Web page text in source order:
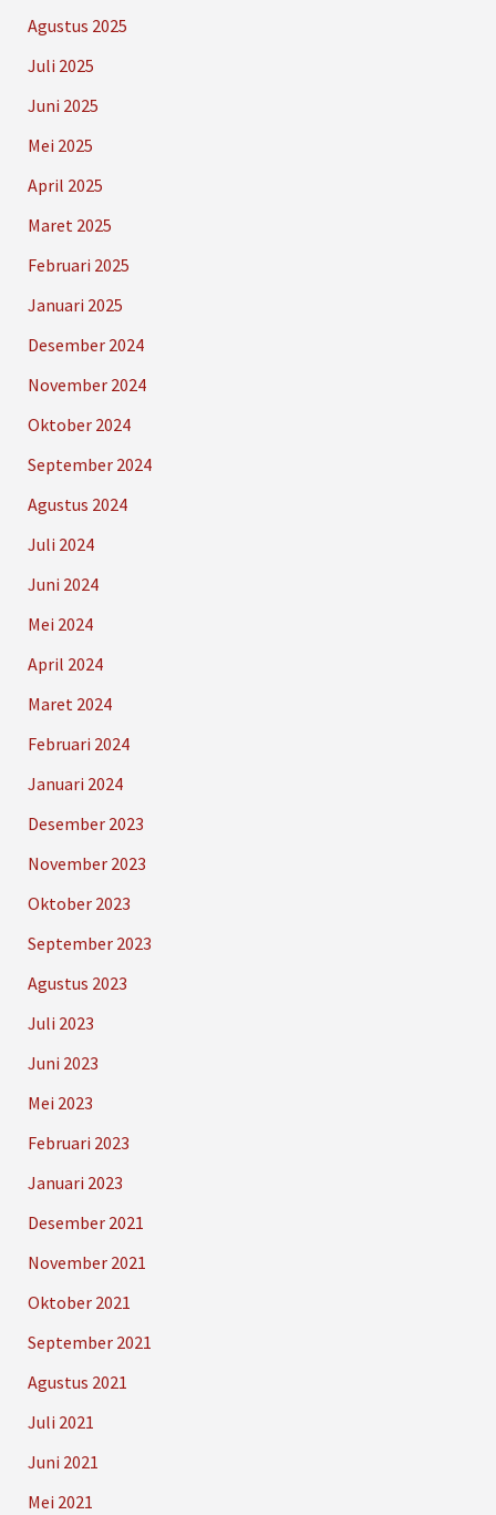
Agustus 2025
Juli 2025
Juni 2025
Mei 2025
April 2025
Maret 2025
Februari 2025
Januari 2025
Desember 2024
November 2024
Oktober 2024
September 2024
Agustus 2024
Juli 2024
Juni 2024
Mei 2024
April 2024
Maret 2024
Februari 2024
Januari 2024
Desember 2023
November 2023
Oktober 2023
September 2023
Agustus 2023
Juli 2023
Juni 2023
Mei 2023
Februari 2023
Januari 2023
Desember 2021
November 2021
Oktober 2021
September 2021
Agustus 2021
Juli 2021
Juni 2021
Mei 2021